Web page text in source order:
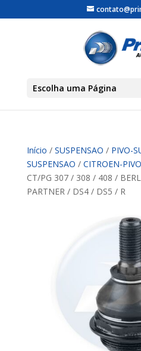
Escolha uma Página
Início / SUSPENSAO / PIVO-
SUSPENSAO / CITROEN-
CT/PG 307 / 308 / 408 /
PARTNER / DS4 / DS5 / R